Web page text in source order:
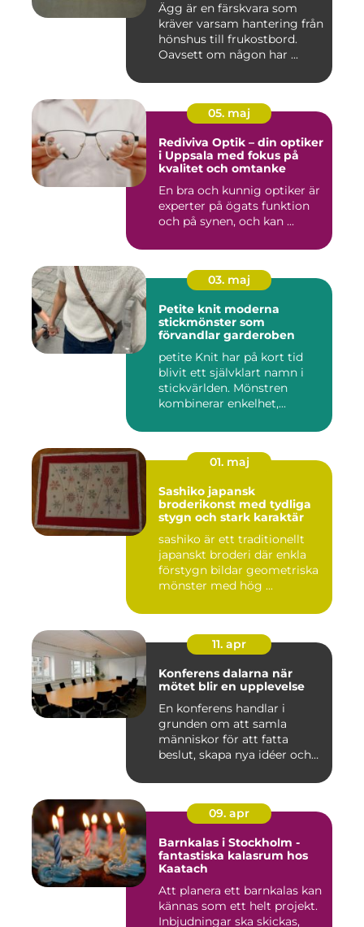
Ägg är en färskvara som
kräver varsam hantering från
hönshus till frukostbord.
Oavsett om någon har ...
05. maj
Rediviva Optik – din optiker
i Uppsala med fokus på
kvalitet och omtanke
En bra och kunnig optiker är
experter på ögats funktion
och på synen, och kan ...
03. maj
Petite knit moderna
stickmönster som
förvandlar garderoben
petite Knit har på kort tid
blivit ett självklart namn i
stickvärlden. Mönstren
kombinerar enkelhet,...
01. maj
Sashiko japansk
broderikonst med tydliga
stygn och stark karaktär
sashiko är ett traditionellt
japanskt broderi där enkla
förstygn bildar geometriska
mönster med hög ...
11. apr
Konferens dalarna när
mötet blir en upplevelse
En konferens handlar i
grunden om att samla
människor för att fatta
beslut, skapa nya idéer och
09. apr
Barnkalas i Stockholm -
fantastiska kalasrum hos
Kaatach
Att planera ett barnkalas kan
kännas som ett helt projekt.
Inbjudningar ska skickas,